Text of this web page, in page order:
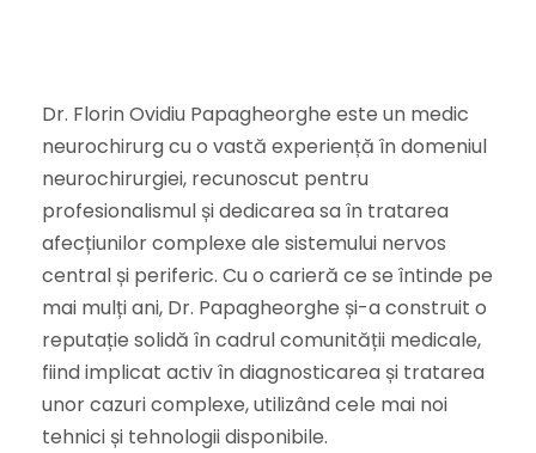
Dr. Florin Ovidiu Papagheorghe este un medic
neurochirurg cu o vastă experiență în domeniul
neurochirurgiei, recunoscut pentru
profesionalismul și dedicarea sa în tratarea
afecțiunilor complexe ale sistemului nervos
central și periferic. Cu o carieră ce se întinde pe
mai mulți ani, Dr. Papagheorghe și-a construit o
reputație solidă în cadrul comunității medicale,
fiind implicat activ în diagnosticarea și tratarea
unor cazuri complexe, utilizând cele mai noi
tehnici și tehnologii disponibile.